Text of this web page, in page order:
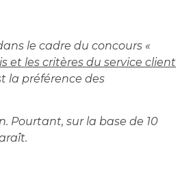
le cadre du concours «
et les critères du service client
la préférence des
Pourtant, sur la base de 10